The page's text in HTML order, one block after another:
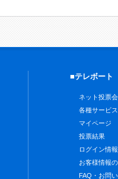
■テレボート
ネット投票
各種サービス
マイページ
投票結果
ログイン情
お客様情報
FAQ・お問